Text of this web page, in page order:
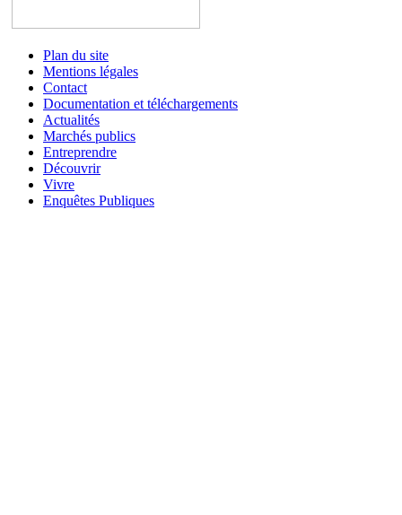
Plan du site
Mentions légales
Contact
Documentation et téléchargements
Actualités
Marchés publics
Entreprendre
Découvrir
Vivre
Enquêtes Publiques